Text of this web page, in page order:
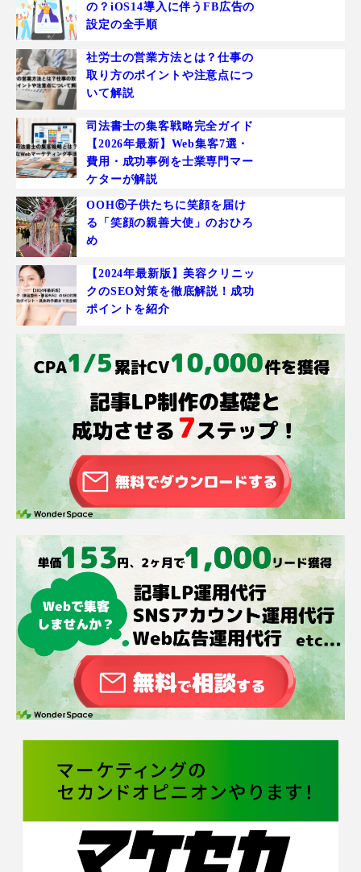
の？iOS14導入に伴うFB広告の
設定の全手順
社労士の営業方法とは？仕事の
取り方のポイントや注意点につ
いて解説
司法書士の集客戦略完全ガイド
【2026年最新】Web集客7選・
費用・成功事例を士業専門マー
ケターが解説
OOH⑥子供たちに笑顔を届け
る「笑顔の親善大使」のおひろ
め
【2024年最新版】美容クリニッ
クのSEO対策を徹底解説！成功
ポイントを紹介